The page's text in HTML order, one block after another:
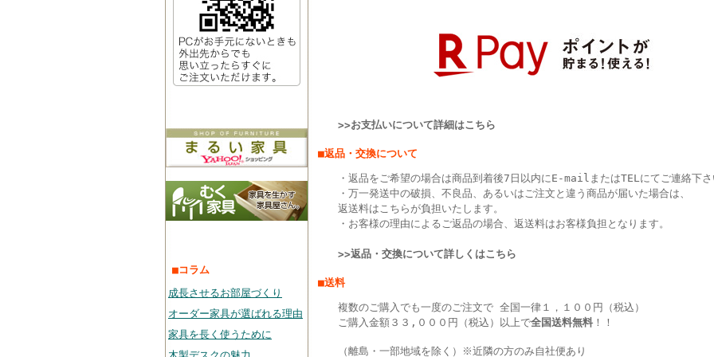
■コラム
成長させるお部屋づくり
オーダー家具が選ばれる理由
家具を長く使うために
>>お支払いについて詳細はこちら
■返品・交換について
・返品をご希望の場合は商品到着後7日以内にE-mailまたはTELにてご連絡下
・万一発送中の破損、不良品、あるいはご注文と違う商品が届いた場合は、
返送料はこちらが負担いたします。
・お客様の理由によるご返品の場合、返送料はお客様負担となります。
>>返品・交換について詳しくはこちら
■送料
複数のご購入でも一度のご注文で 全国一律１，１００円（税込）
ご購入金額３３,０００円（税込）以上で全国送料無料 ！！
（離島・一部地域を除く）※近隣の方のみ自社便あり